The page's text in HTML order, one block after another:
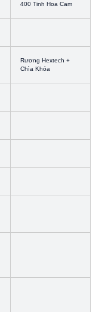
400 Tinh Hoa Cam
Rương Hextech +
Chìa Khóa